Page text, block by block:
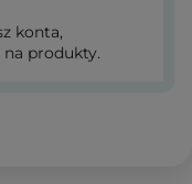
konta,
produkty.